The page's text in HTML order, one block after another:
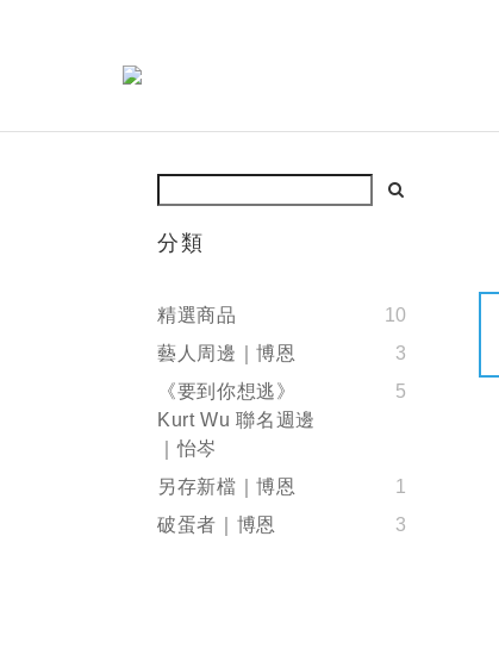
分類
精選商品
10
藝人周邊｜博恩
3
《要到你想逃》
Kurt Wu 聯名週邊
｜怡岑
5
另存新檔｜博恩
1
破蛋者｜博恩
3